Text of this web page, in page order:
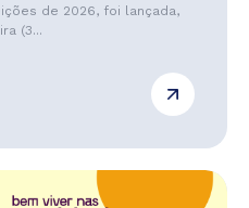
de 2026, foi lançada,
(3...